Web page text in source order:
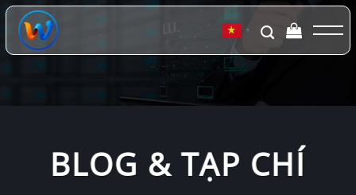
Chuyển
đến
dung
▼
BLOG & TẠP CHÍ